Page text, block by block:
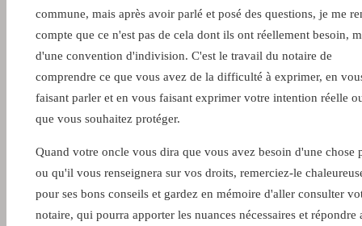
commune, mais après avoir parlé et posé des questions, je me
compte que ce n'est pas de cela dont ils ont réellement besoin,
d'une convention d'indivision. C'est le travail du notaire de
comprendre ce que vous avez de la difficulté à exprimer, en
faisant parler et en vous faisant exprimer votre intention réelle
que vous souhaitez protéger.
Quand votre oncle vous dira que vous avez besoin d'une chose
ou qu'il vous renseignera sur vos droits, remerciez-le
pour ses bons conseils et gardez en mémoire d'aller consulter
notaire, qui pourra apporter les nuances nécessaires et répondre